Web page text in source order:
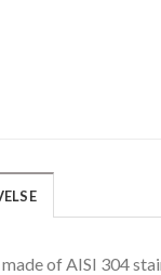
of AISI 304